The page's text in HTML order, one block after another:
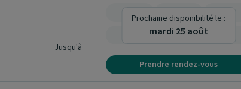
Jusqu'à
-
Prochaine disponibilité le :
mardi 25 août
Prendre rendez-vous